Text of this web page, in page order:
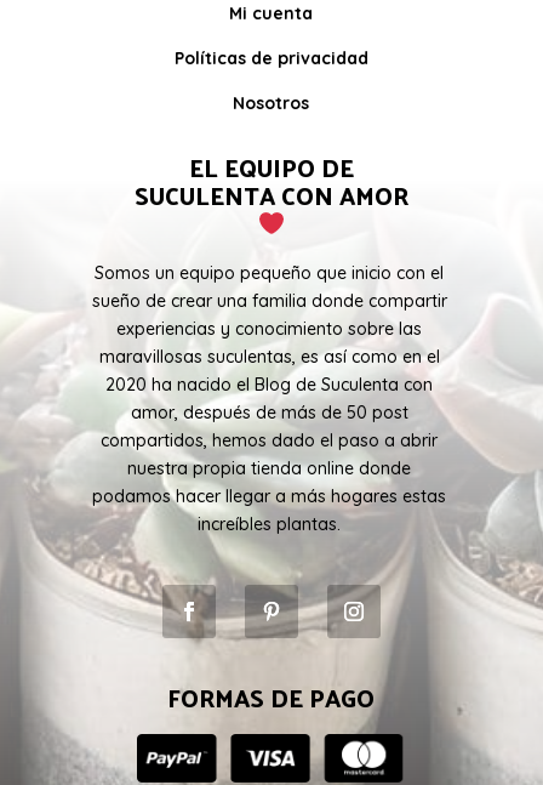
Mi cuenta
Políticas de privacidad
Nosotros
EL EQUIPO DE
SUCULENTA CON AMOR
Somos un equipo pequeño que inicio con el
sueño de crear una familia donde compartir
experiencias y conocimiento sobre las
maravillosas suculentas, es así como en el
2020 ha nacido el Blog de Suculenta con
amor, después de más de 50 post
compartidos, hemos dado el paso a abrir
nuestra propia tienda online donde
podamos hacer llegar a más hogares estas
increíbles plantas.
FORMAS DE PAGO